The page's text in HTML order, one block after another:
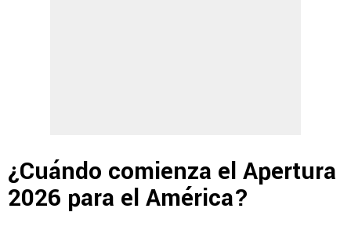
¿Cuándo comienza el Apertura
2026 para el América?